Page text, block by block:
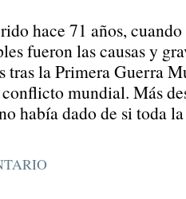
hace 71 años,
fueron las causas y
tras la Primera Guerra
mundial. Más
había dado de si toda